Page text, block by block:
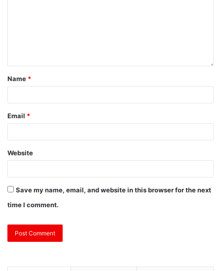
Name *
Email *
Website
Save my name, email, and website in this browser for the next
time I comment.